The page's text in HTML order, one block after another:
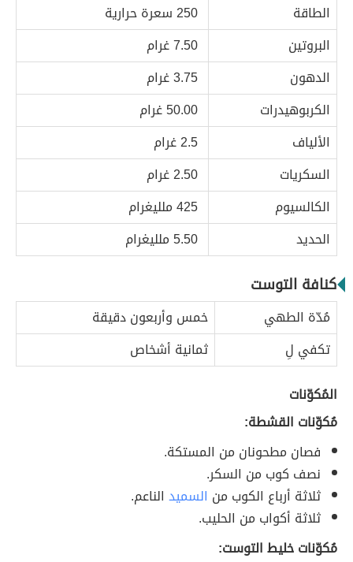
الطاقة
البروتين
الدهون
الكربوهيدرات
الألياف
السكريات
الكالسيوم
الحديد
كنافة التوست
مُدّة الطهي
خمس وأربعون دقيقة
تكفي لِ
ثمانية أشخاص
المُكوّنات
مُكوّنات القشطة:
فصان مطحونان من المستكة.
نصف كوب من السكر.
ثلاثة أرباع الكوب من السميدالناعم.
ثلاثة أكواب من الحليب.
مُكوّنات خليط التوست: